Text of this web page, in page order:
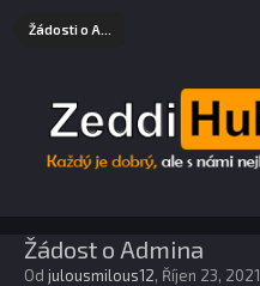
Žádost o Admina
Od julousmilous12, Říjen 23, 2021